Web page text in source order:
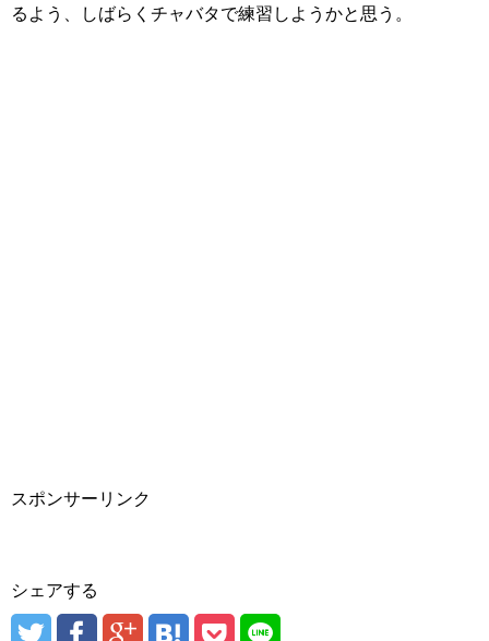
るよう、しばらくチャバタで練習しようかと思う。
スポンサーリンク
シェアする